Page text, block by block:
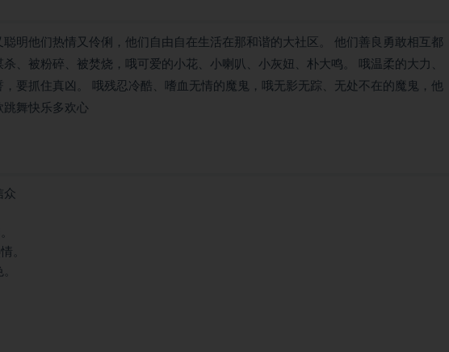
明他们热情又伶俐，他们自由自在生活在那和谐的大社区。 他们善良勇敢相互都
、被粉碎、被焚烧，哦可爱的小花、小喇叭、小灰妞、朴大鸣。 哦温柔的大力、
要抓住真凶。 哦残忍冷酷、嗜血无情的魔鬼，哦无影无踪、无处不在的魔鬼，他
跳舞快乐多欢心
众
。